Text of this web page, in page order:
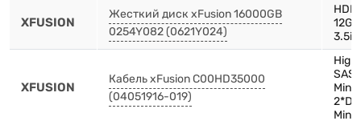
XFUSION
Жесткий диск xFusion 16000GB
0254Y082 (0621Y024)
XFUSION
Кабель xFusion C00HD35000
(04051916-019)
High
SAS
Mini
Mini